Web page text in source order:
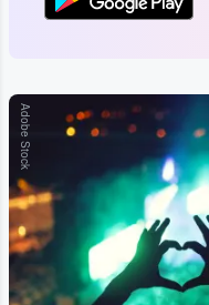
Adobe Stock